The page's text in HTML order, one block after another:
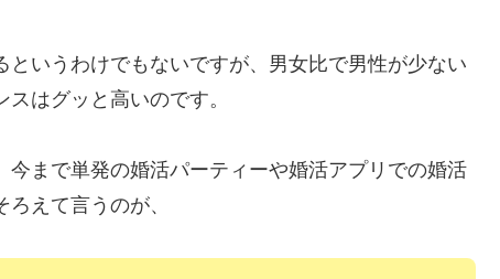
いうわけでもないですが、男女比で男性が少ない
はグッと高いのです。
まで単発の婚活パーティーや婚活アプリでの婚活
えて言うのが、